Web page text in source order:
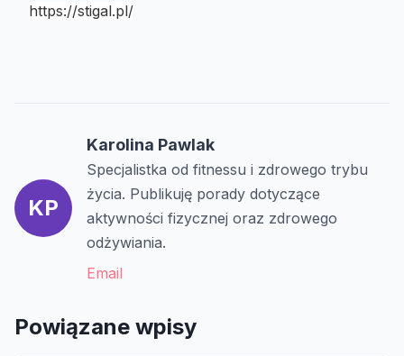
https://stigal.pl/
KP
Karolina Pawlak
Specjalistka od fitnessu i zdrowego trybu
życia. Publikuję porady dotyczące
aktywności fizycznej oraz zdrowego
odżywiania.
Email
Powiązane wpisy